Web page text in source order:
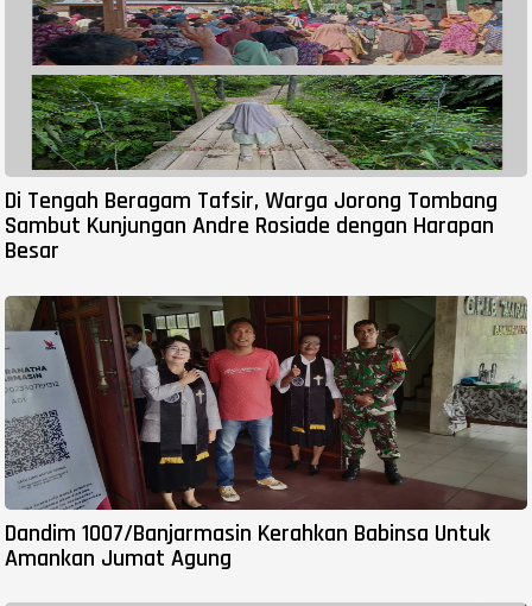
Di Tengah Beragam Tafsir, Warga Jorong Tombang
Sambut Kunjungan Andre Rosiade dengan Harapan
Besar
Dandim 1007/Banjarmasin Kerahkan Babinsa Untuk
Amankan Jumat Agung